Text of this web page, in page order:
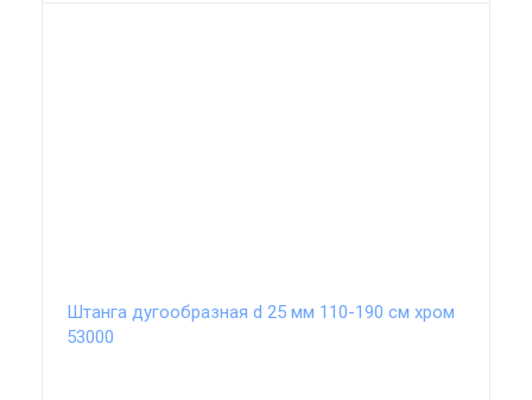
Штанга дугообразная d 25 мм 110-190 см хром
53000